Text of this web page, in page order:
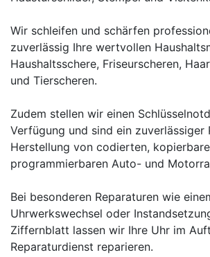
Wir schleifen und schärfen
zuverlässig Ihre wertvollen
Haushaltsschere, Friseurscheren,
und Tierscheren.
Zudem stellen wir einen
Verfügung und sind ein zuverlässiger
Herstellung von codierten,
programmierbaren Auto- und
Bei besonderen Reparaturen wie
Uhrwerkswechsel oder
Ziffernblatt lassen wir Ihre Uhr im
Reparaturdienst reparieren.